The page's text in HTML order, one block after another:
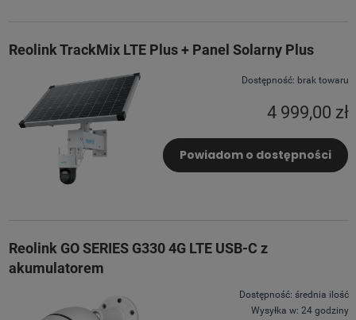
Reolink TrackMix LTE Plus + Panel Solarny Plus
Dostępność: brak towaru
4 999,00 zł
Powiadom o dostępności
Reolink GO SERIES G330 4G LTE USB-C z
akumulatorem
Dostępność: średnia ilość
Wysyłka w: 24 godziny